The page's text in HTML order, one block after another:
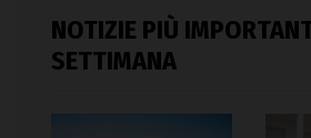
NOTIZIE PIÙ
SETTIMANA